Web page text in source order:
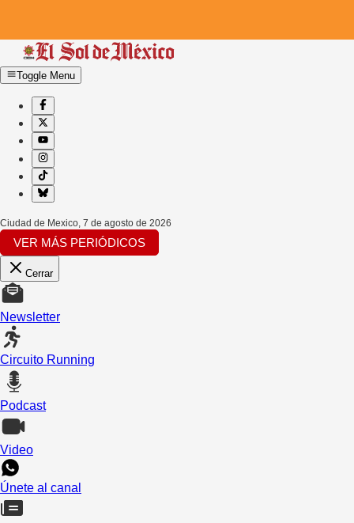
Toggle Menu
Ciudad de Mexico, 7 de agosto de 2026
VER MÁS PERIÓDICOS
Cerrar
Newsletter
Circuito Running
Podcast
Video
Únete al canal